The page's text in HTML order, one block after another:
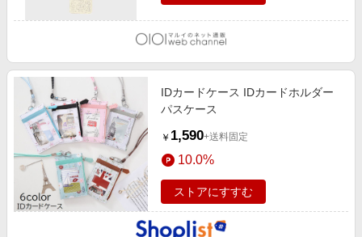
IDカードケース IDカードホルダー
パスケース
￥ 1,590+送料固定
10.0%
ストアにすすむ